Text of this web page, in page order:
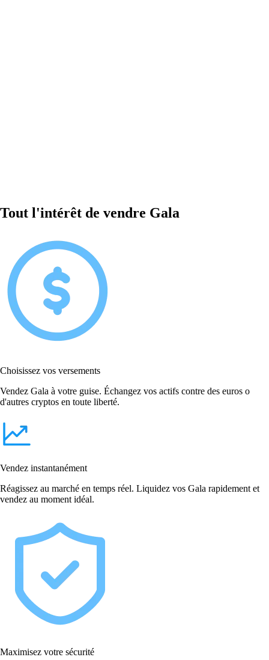
Tout l'intérêt de vendre Gala
Choisissez vos versements
Vendez Gala à votre guise. Échangez vos actifs contre des euros o
d'autres cryptos en toute liberté.
Vendez instantanément
Réagissez au marché en temps réel. Liquidez vos Gala rapidement et
vendez au moment idéal.
Maximisez votre sécurité